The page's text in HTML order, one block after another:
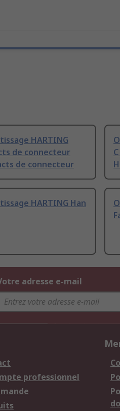
HARTING
de connecteur
de connecteur
HARTING Han
adresse e-mail
professionnel